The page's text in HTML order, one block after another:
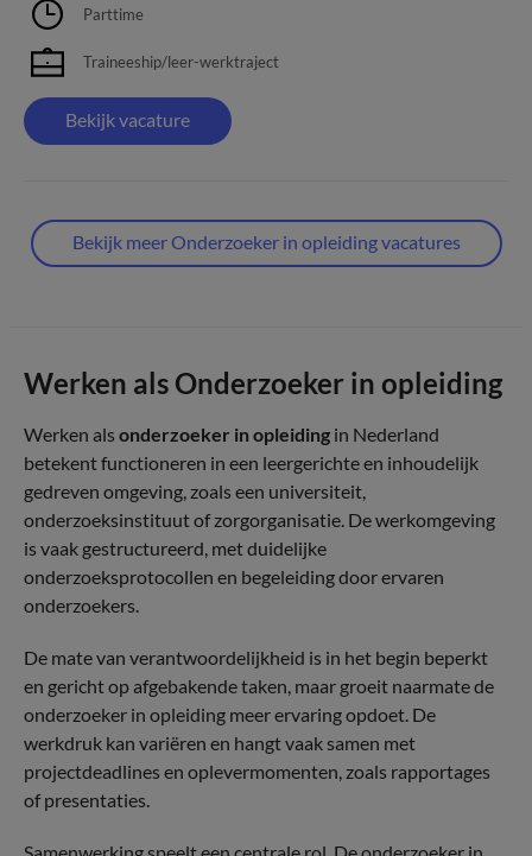
Parttime
Traineeship/leer-werktraject
Bekijk vacature
Bekijk meer Onderzoeker in opleiding vacatures
Werken als Onderzoeker in opleiding
Werken als onderzoeker in opleiding in Nederland
betekent functioneren in een leergerichte en inhoudelijk
gedreven omgeving, zoals een universiteit,
onderzoeksinstituut of zorgorganisatie. De werkomgeving
is vaak gestructureerd, met duidelijke
onderzoeksprotocollen en begeleiding door ervaren
onderzoekers.
De mate van verantwoordelijkheid is in het begin beperkt
en gericht op afgebakende taken, maar groeit naarmate de
onderzoeker in opleiding meer ervaring opdoet. De
werkdruk kan variëren en hangt vaak samen met
projectdeadlines en oplevermomenten, zoals rapportages
of presentaties.